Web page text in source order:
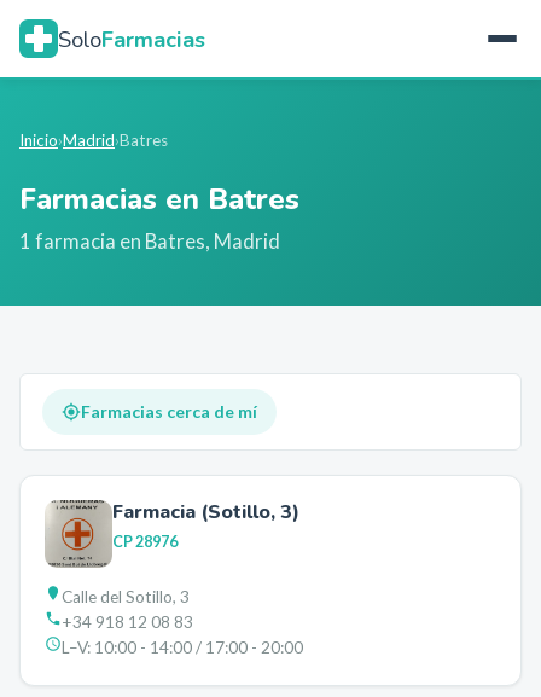
SoloFarmacias
Inicio›Madrid›Batres
Farmacias en Batres
1 farmacia en Batres, Madrid
Farmacias cerca de mí
Farmacia (Sotillo, 3)
CP28976
Calle del Sotillo, 3
+34 918 12 08 83
L–V: 10:00 - 14:00 / 17:00 - 20:00